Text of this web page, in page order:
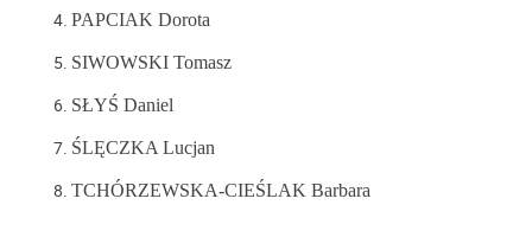
PAPCIAK Dorota
SIWOWSKI Tomasz
SŁYŚ Daniel
ŚLĘCZKA Lucjan
TCHÓRZEWSKA-CIEŚLAK Barbara